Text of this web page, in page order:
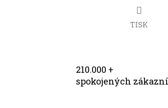
TISK
210.000 +
spokojených